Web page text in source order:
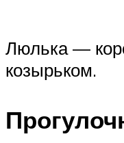
Люлька —
козырьком.